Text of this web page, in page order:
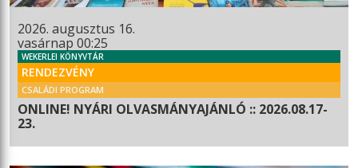
2026. augusztus 16.
vasárnap 00:25
WEKERLEI KÖNYVTÁR
RENDEZVÉNY
CSALÁDI PROGRAM
ONLINE! NYÁRI OLVASMÁNYAJÁNLÓ :: 2026.08.17-
23.